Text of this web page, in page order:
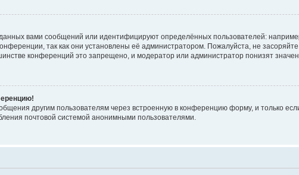
вами сообщений или идентифицируют определённых пользователей:
так как они установлены её администратором. Пожалуйста, не
конференций это запрещено, и модератор или администратор понизят
другим пользователям через встроенную в конференцию форму, и только
почтовой системой анонимными пользователями.